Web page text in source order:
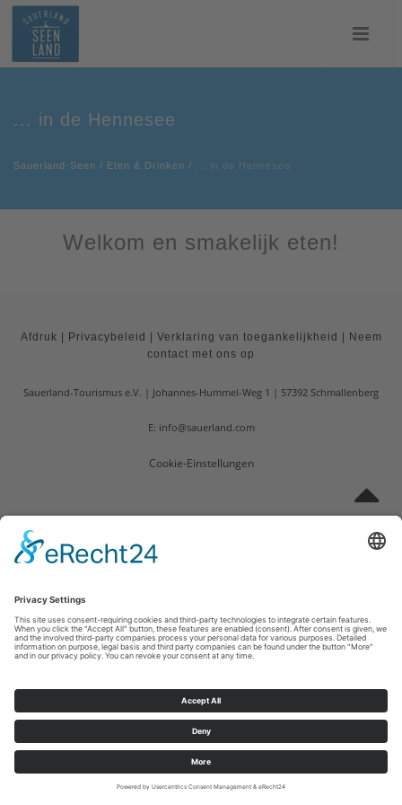
... in de Hennesee
Sauerland-Seen / Eten & Drinken / ... in de Hennesee
Welkom en smakelijk eten!
Afdruk Privacybeleid Verklaring van toegankelijkheid
Neem
contact met ons op
Sauerland-Tourismus e.V. Johannes-Hummel-Weg 1 57392 Schmallenberg
E: info@sauerland.com
Cookie-Einstellungen